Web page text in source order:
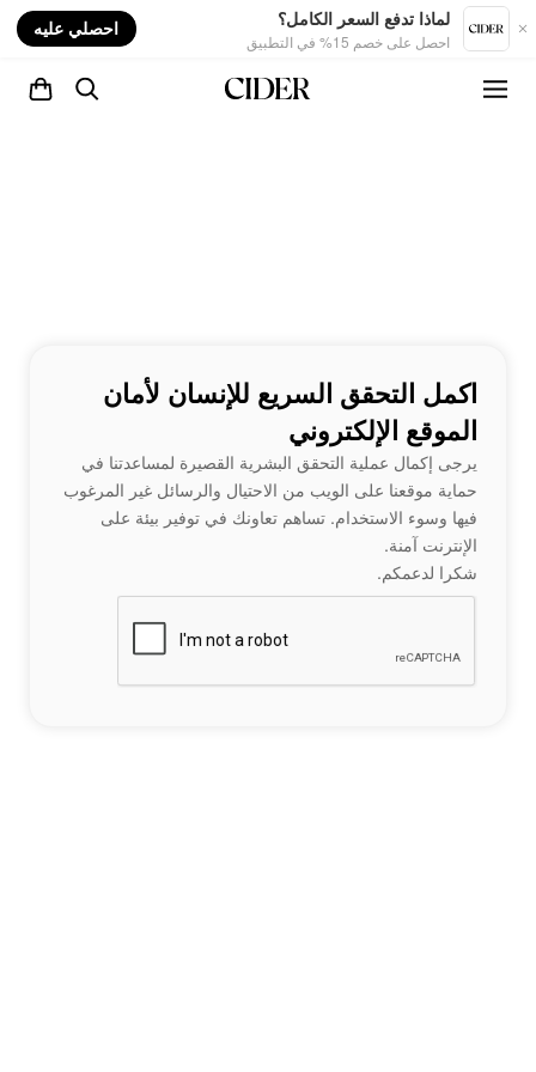
لماذا تدفع السعر الكامل؟
احصل على خصم 15% في التطبيق
احصلي عليه
اكمل التحقق السريع للإنسان لأمان
الموقع الإلكتروني
يرجى إكمال عملية التحقق البشرية القصيرة لمساعدتنا في
حماية موقعنا على الويب من الاحتيال والرسائل غير المرغوب
فيها وسوء الاستخدام. تساهم تعاونك في توفير بيئة على
الإنترنت آمنة.
شكرا لدعمكم.